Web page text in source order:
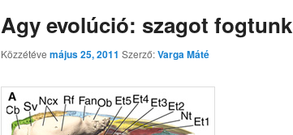
Agy evolúció: szagot fogtunk
Közzétéve május 25, 2011 Szerző:Varga Máté